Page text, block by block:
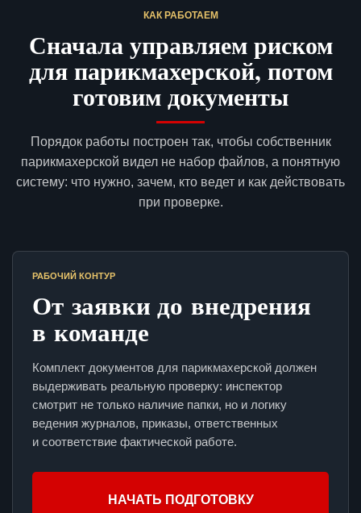
КАК РАБОТАЕМ
Сначала управляем риском
для парикмахерской, потом
готовим документы
Порядок работы построен так, чтобы собственник
парикмахерской видел не набор файлов, а понятную
систему: что нужно, зачем, кто ведет и как действовать
при проверке.
РАБОЧИЙ КОНТУР
От заявки до внедрения
в команде
Комплект документов для парикмахерской должен
выдерживать реальную проверку: инспектор
смотрит не только наличие папки, но и логику
ведения журналов, приказы, ответственных
и соответствие фактической работе.
НАЧАТЬ ПОДГОТОВКУ